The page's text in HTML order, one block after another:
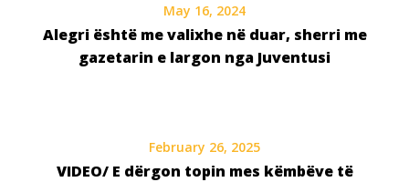
May 16, 2024
Alegri është me valixhe në duar, sherri me
gazetarin e largon nga Juventusi
February 26, 2025
VIDEO/ E dërgon topin mes këmbëve të